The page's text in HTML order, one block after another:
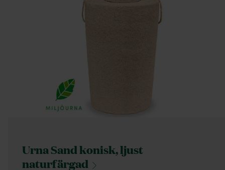
Urna Sand konisk, ljust
naturfärgad